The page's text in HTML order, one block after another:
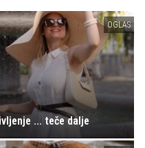
OGLAS
... teče dalje